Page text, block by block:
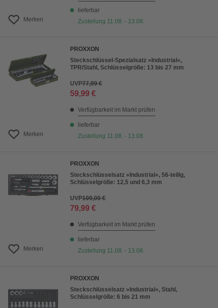
Merken
lieferbar
Zustellung 11.08. - 13.08.
Merken
PROXXON
Steckschlüssel-Spezialsatz »Industrial«,
TPR/Stahl, Schlüsselgröße: 13 bis 27 mm
UVP77,99 €
59,99 €
Verfügbarkeit im Markt prüfen
lieferbar
Zustellung 11.08. - 13.08.
Merken
PROXXON
Steckschlüsselsatz »Industrial«, 56-teilig,
Schlüsselgröße: 12,5 und 6,3 mm
UVP109,00 €
79,99 €
Verfügbarkeit im Markt prüfen
lieferbar
Zustellung 11.08. - 13.08.
PROXXON
Steckschlüsselsatz »Industrial«, Stahl,
Schlüsselgröße: 6 bis 21 mm